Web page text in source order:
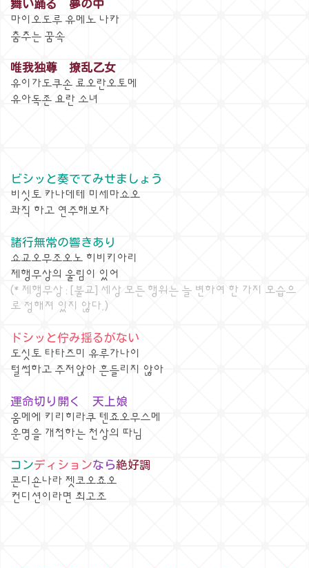
舞い踊る 夢の中
마이오도루 유메노 나카
춤추는 꿈속
唯我独尊 撩乱乙女
유이가도쿠손 료오란오토메
유아독존 요란 소녀
ビシッと奏でてみせましょう
비싯토 카나데테 미세마쇼오
콰직 하고 연주해보자
諸行無常の響きあり
쇼교오무조오노 히비키아리
제행무상의 울림이 있어
(* 제행무상 : [불교] 세상 모든 행위는 늘 변하여 한 가지 모습으
로 정해져 있지 않다.)
ドシッと佇み揺るがない
도싯토 타타즈미 유루가나이
털썩하고 주저앉아 흔들리지 않아
運命切り開く 天上娘
움메에 키리히라쿠 텐죠오무스메
운명을 개척하는 천상의 따님
コンディションなら絶好調
콘디숀나라 젯코오쵸오
컨디션이라면 최고조